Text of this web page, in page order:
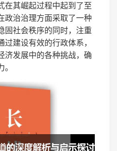
在其崛起过程中起到了至
政治治理方面采取了一种
固社会秩序的同时，注重
建设有效的行政体系，
济发展中的各种挑战，确